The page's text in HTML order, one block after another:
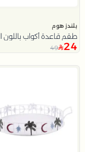
بلندز هوم
طقم قاعدة أكواب باللون
24
49